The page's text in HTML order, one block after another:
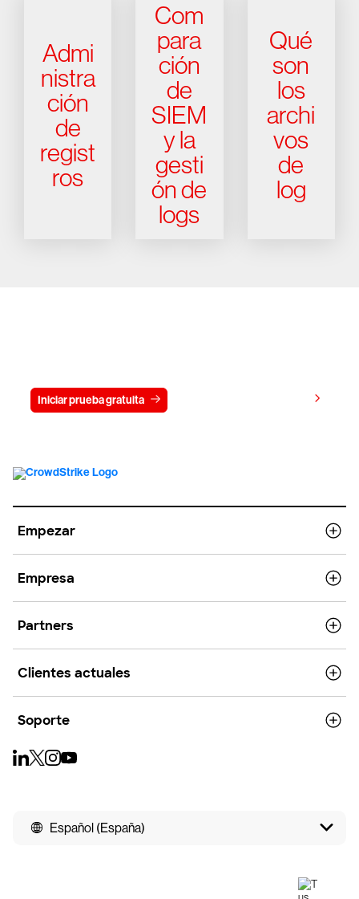
Admi
nistra
ción
de
regist
ros
Com
para
ción
de
SIEM
y la
gesti
ón de
logs
Qué
son
los
archi
vos
de
log
Iniciar prueba gratuita
Empezar
Empresa
Partners
Clientes actuales
Soporte
Español (España)